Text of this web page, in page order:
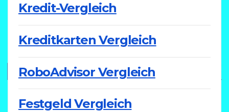
Kredit-Vergleich
Kreditkarten Vergleich
RoboAdvisor Vergleich
Festgeld Vergleich